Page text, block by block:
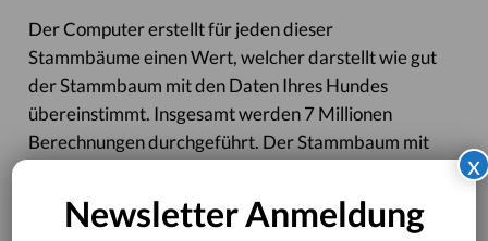
Der Computer erstellt für jeden dieser
Stammbäume einen Wert, welcher darstellt wie gut
der Stammbaum mit den Daten Ihres Hundes
übereinstimmt. Insgesamt werden 7 Millionen
Berechnungen durchgeführt. Der Stammbaum mit
festgelegt, der die Ahnen Ihres Hundes am besten
repräsentiert.
Newsletter Anmeldung
x